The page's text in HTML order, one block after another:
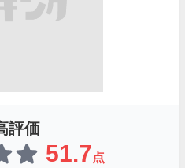
評価
51.7点